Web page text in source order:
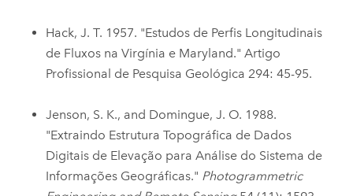
Hack, J. T. 1957. "Estudos de Perfis Longitudinais
de Fluxos na Virgínia e Maryland." Artigo
Profissional de Pesquisa Geológica 294: 45-95.
Jenson, S. K., and Domingue, J. O. 1988.
"Extraindo Estrutura Topográfica de Dados
Digitais de Elevação para Análise do Sistema de
Informações Geográficas." Photogrammetric